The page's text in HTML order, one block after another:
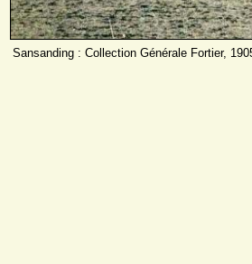
Sansanding : Collection Générale Fortier,